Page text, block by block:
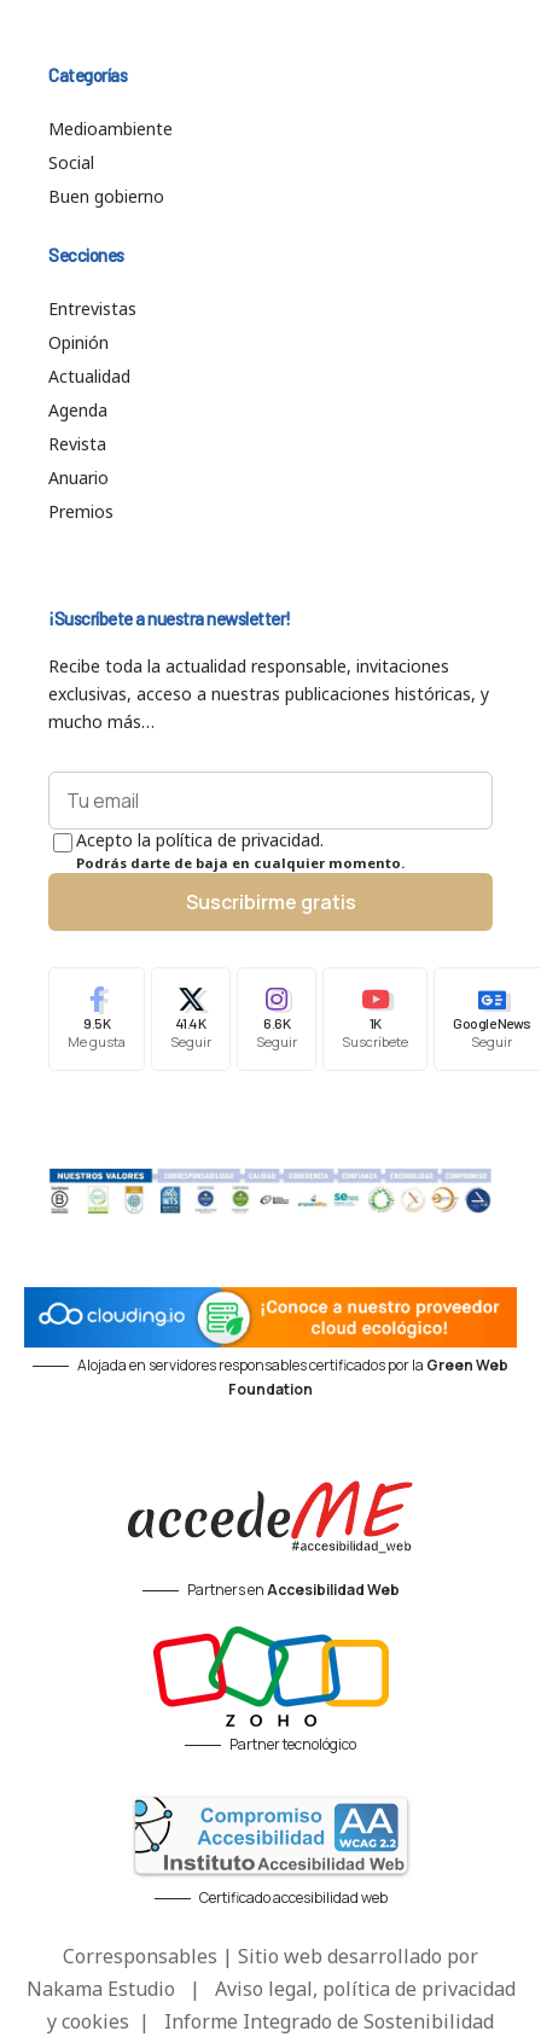
Categorías
Medioambiente
Social
Buen gobierno
Secciones
Entrevistas
Opinión
Actualidad
Agenda
Revista
Anuario
Premios
¡Suscríbete a nuestra newsletter!
Recibe toda la actualidad responsable, invitaciones
exclusivas, acceso a nuestras publicaciones históricas, y
mucho más…
Acepto la política de privacidad.
Podrás darte de baja en cualquier momento.
Suscribirme gratis
9.5K
Me gusta
41.4K
Seguir
6.6K
Seguir
1K
Suscríbete
Google News
Seguir
Alojada en servidores responsables certificados por la Green Web
Foundation
Partners enAccesibilidad Web
Partner tecnológico
Certificado accesibilidad web
Corresponsables | Sitio web desarrollado por
Nakama Estudio | Aviso legal, política de privacidad
y cookies | Informe Integrado de Sostenibilidad